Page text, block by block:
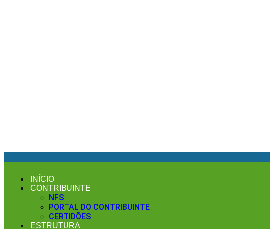
INÍCIO
CONTRIBUINTE
NFS
PORTAL DO CONTRIBUINTE
CERTIDÕES
ESTRUTURA